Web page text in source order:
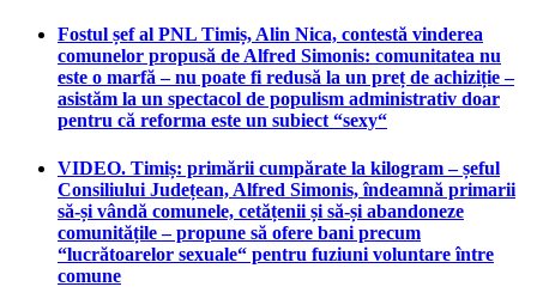
Fostul șef al PNL Timiș, Alin Nica, contestă vinderea
comunelor propusă de Alfred Simonis: comunitatea nu
este o marfă – nu poate fi redusă la un preț de achiziție –
asistăm la un spectacol de populism administrativ doar
pentru că reforma este un subiect “sexy“
VIDEO. Timiș: primării cumpărate la kilogram – șeful
Consiliului Județean, Alfred Simonis, îndeamnă primarii
să-și vândă comunele, cetățenii și să-și abandoneze
comunitățile – propune să ofere bani precum
“lucrătoarelor sexuale“ pentru fuziuni voluntare între
comune